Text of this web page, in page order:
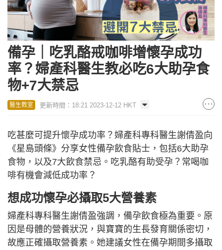
備孕｜吃乳酪戒咖啡增懷孕成功
率？婦產科醫生教必吃6大助孕食
物+7大禁忌
醫生教室 更新時間：18:21 2023-12-12 HKT
吃甚麼可提升懷孕成功率？婦產科專科醫生謝倩盈向
《星島頭條》分享女性備孕飲食貼士，包括6大助孕
食物，以及7大飲食禁忌。吃乳酪有助受孕？常喝咖
啡有機會減低成功率？
想成功懷孕必攝取5大營養素
婦產科專科醫生謝倩盈強調，備孕飲食極為重要。原
因是母體的營養狀況，與寶寶的生長發育關係密切，
故應正確攝取營養素。她建議女性在備孕期間多攝取